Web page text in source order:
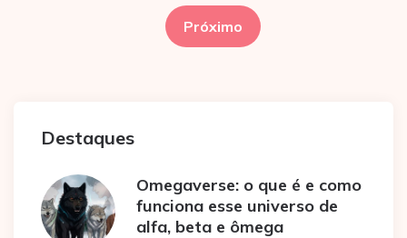
Próximo
Destaques
Omegaverse: o que é e como
funciona esse universo de
alfa, beta e ômega